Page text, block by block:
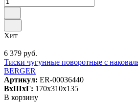
Хит
6 379 руб.
Тиски чугунные поворотные с
BERGER
Артикул: ER-00036440
ВxШxГ: 170x310x135
В корзину